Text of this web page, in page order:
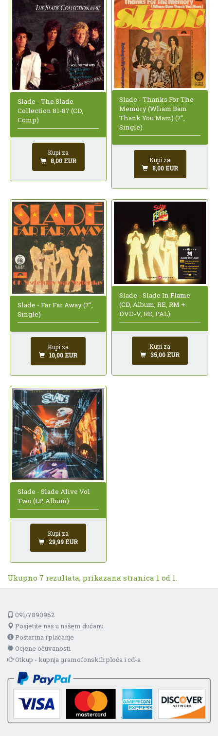
Slade - The Slade
Collection 81-87 (CD,
Comp)
Kupi za
8,00 EUR
Slade - Thanks For The
Memory (Wham Bam
Thank You Mam) (7",
Single)
Kupi za
8,00 EUR
Slade - Far Far Away (7",
Single)
Kupi za
10,00 EUR
Slade - Slade In Flame
(CD, Album, RE, RM +
DVD-V, RE, PAL)
Kupi za
35,00 EUR
Slade - Slade Alive Vol
Two (LP, Album)
Kupi za
29,99 EUR
Ukupno 7 rezultata, prikazana stranica 1 od 1.
091/7890962
Posjetite nas u našem dućanu
Poštarina i plaćanje
Ocjene očuvanosti
Otkup - kupnja gramofonskih ploča i cd-a